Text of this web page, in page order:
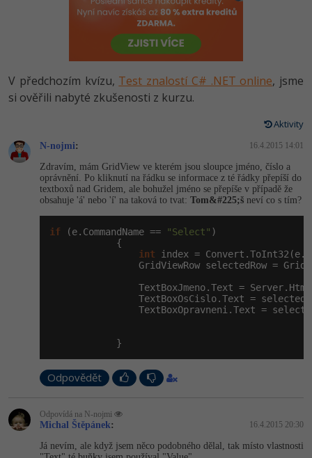
HTML5, CSS3, Bootstrap, SEO
SQL a databáze
Testování a verzování
Spring
JavaScript
Python
MySQL/MariaDB
MS-SQL
Vývojář mobilních aplikací
Specialista na AI a bigdata
C# Game developer
Webdesigner
Tester
Systémový administrátor
Grafik / UX/UI návrhář
3D grafik
Projektový manažer
Databázový analytik
Copywriter
WordPress specialista
Python -80%
JavaScript -80%
PHP
-80%
Swift
Kotlin -80%
-80%
Umělá inteligence (AI)
V předchozím kvízu, Test znalostí C# .NET online, jsme
si ověřili nabyté zkušenosti z kurzu.
Aktivity
N-nojmi: 16.4.2015 14:01
Zdravím, mám GridView ve kterém jsou sloupce jméno, číslo a
oprávnění. Po kliknutí na řádku se informace z té řádky přepíší do
textboxů nad Gridem, ale bohužel jméno se přepíše v případě že
obsahuje 'á' nebo 'í' na taková to tvat: Tom&#225;š neví co s tím?
if (e.CommandName == "Select" )
            {
int index =
GridViewRow selectedRow =
TextBoxJmeno.Text =
TextBoxOsCislo.Text =
TextBoxOpravneni.Text =
            }
Odpovědět
Odpovídá na N-nojmi
Michal Štěpánek: 16.4.2015 20:30
Já nevím, ale když jsem něco podobného dělal, tak místo vlastnosti